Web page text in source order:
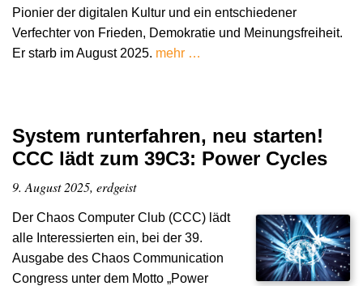
Pionier der digitalen Kultur und ein entschiedener
Verfechter von Frieden, Demokratie und Meinungsfreiheit.
Er starb im August 2025. mehr …
System runterfahren, neu starten!
CCC lädt zum 39C3: Power Cycles
9. August 2025, erdgeist
Der Chaos Computer Club (CCC) lädt
alle Interessierten ein, bei der 39.
Ausgabe des Chaos Communication
Congress unter dem Motto „Power